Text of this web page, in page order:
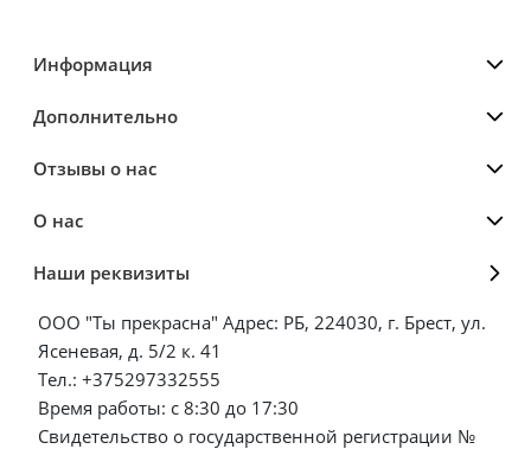
Информация
Дополнительно
Отзывы о нас
О нас
Наши реквизиты
ООО "Ты прекрасна" Адрес: РБ, 224030, г. Брест, ул.
Ясеневая, д. 5/2 к. 41
Тел.: +375297332555
Время работы: с 8:30 до 17:30
Свидетельство о государственной регистрации №